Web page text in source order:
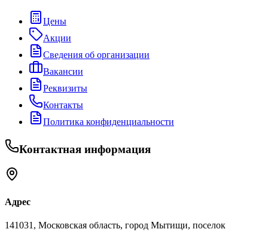
Цены
Акции
Сведения об организации
Вакансии
Реквизиты
Контакты
Политика конфиденциальности
Контактная информация
Адрес
141031, Московская область, город Мытищи, поселок